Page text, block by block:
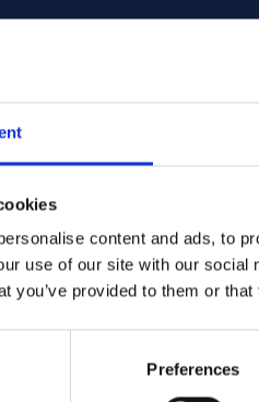
content and ads, to
use of our site with our
you’ve provided to them or
Preferences